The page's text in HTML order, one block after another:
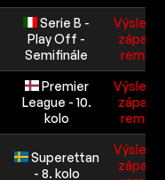
Serie B -
Play Off -
Semifinále
zápasu:
remíza
Premier
League - 10.
kolo
zápasu:
remíza
Superettan
- 8. kolo
zápasu: